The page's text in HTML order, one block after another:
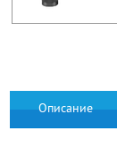
Описание